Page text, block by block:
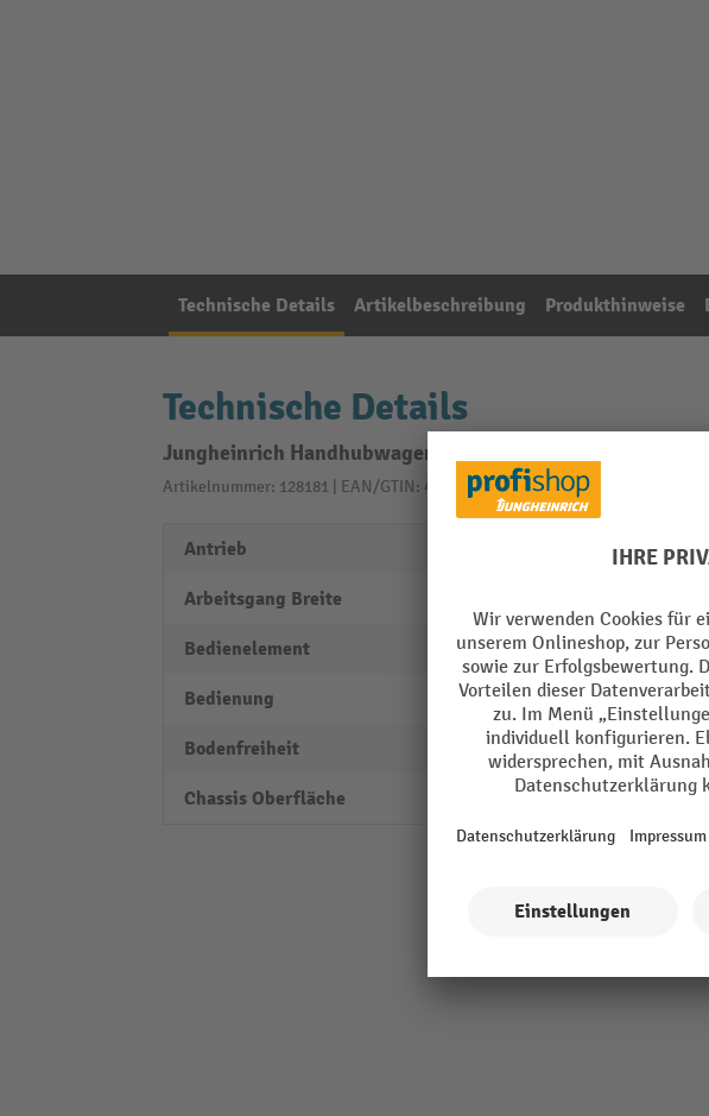
Technische Details Artikelbeschreibung Produkthinweise
Technische Details
Jungheinrich Handhubwagen AM G20 Galvinox,
Artikelnummer: 128181 | EAN/GTIN: 4260329042792Aus der Kategorie:
Antrieb
Arbeitsgang Breite
Bedienelement beidhändig
Bedienung Hand
Bodenfreiheit 30 mm
Chassis Oberfläche verzinkt